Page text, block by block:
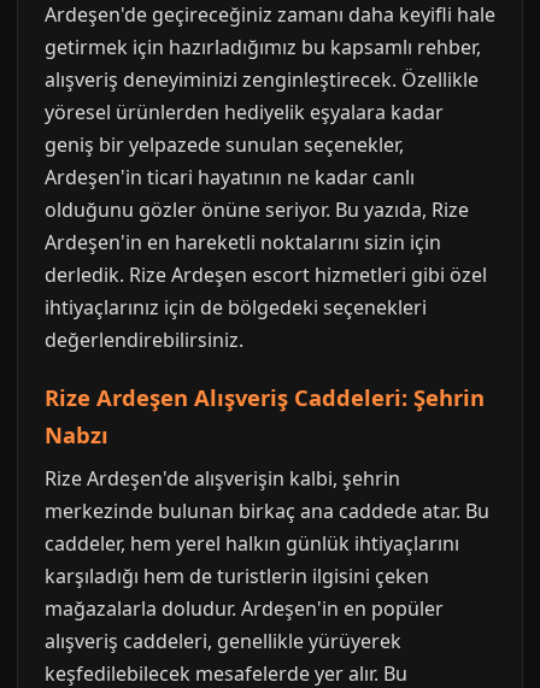
Ardeşen'de geçireceğiniz zamanı daha keyifli hale
getirmek için hazırladığımız bu kapsamlı rehber,
alışveriş deneyiminizi zenginleştirecek. Özellikle
yöresel ürünlerden hediyelik eşyalara kadar
geniş bir yelpazede sunulan seçenekler,
Ardeşen'in ticari hayatının ne kadar canlı
olduğunu gözler önüne seriyor. Bu yazıda, Rize
Ardeşen'in en hareketli noktalarını sizin için
derledik. Rize Ardeşen escort hizmetleri gibi özel
ihtiyaçlarınız için de bölgedeki seçenekleri
değerlendirebilirsiniz.
Rize Ardeşen Alışveriş Caddeleri: Şehrin
Nabzı
Rize Ardeşen'de alışverişin kalbi, şehrin
merkezinde bulunan birkaç ana caddede atar. Bu
caddeler, hem yerel halkın günlük ihtiyaçlarını
karşıladığı hem de turistlerin ilgisini çeken
mağazalarla doludur. Ardeşen'in en popüler
alışveriş caddeleri, genellikle yürüyerek
keşfedilebilecek mesafelerde yer alır. Bu